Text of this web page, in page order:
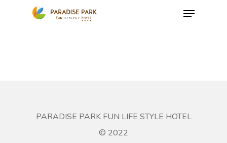
Menu
PARADISE PARK FUN LIFE STYLE HOTEL
© 2022